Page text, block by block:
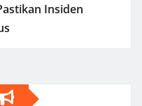
Insiden